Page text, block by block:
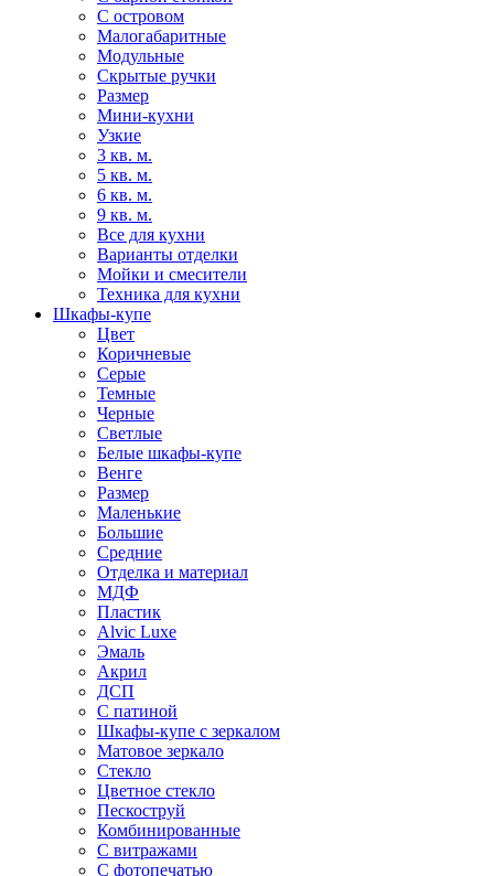
С островом
Малогабаритные
Модульные
Скрытые ручки
Размер
Мини-кухни
Узкие
3 кв. м.
5 кв. м.
6 кв. м.
9 кв. м.
Все для кухни
Варианты отделки
Мойки и смесители
Техника для кухни
Шкафы-купе
Цвет
Коричневые
Серые
Темные
Черные
Светлые
Белые шкафы-купе
Венге
Размер
Маленькие
Большие
Средние
Отделка и материал
МДФ
Пластик
Alvic Luxe
Эмаль
Акрил
ДСП
С патиной
Шкафы-купе с зеркалом
Матовое зеркало
Стекло
Цветное стекло
Пескоструй
Комбинированные
С витражами
С фотопечатью